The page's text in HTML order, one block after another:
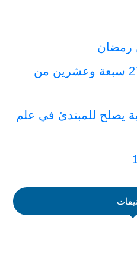
رمضان
هل ليلة القدر هي ليلة 27 سبعة وعشرين من
يصلح للمبتدئ في علم